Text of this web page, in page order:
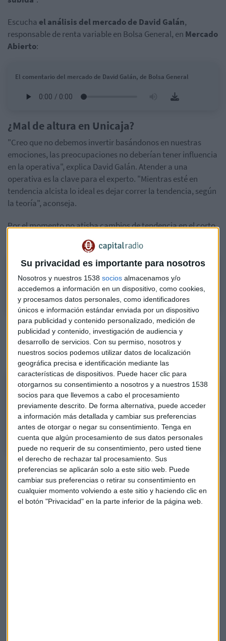
Su privacidad es importante para nosotros
Nosotros y nuestros 1538 socios almacenamos y/o
accedemos a información en un dispositivo, como cookies,
y procesamos datos personales, como identificadores
únicos e información estándar enviada por un dispositivo
para publicidad y contenido personalizado, medición de
publicidad y contenido, investigación de audiencia y
desarrollo de servicios. Con su permiso, nosotros y
nuestros socios podemos utilizar datos de localización
geográfica precisa e identificación mediante las
características de dispositivos. Puede hacer clic para
otorgarnos su consentimiento a nosotros y a nuestros 1538
socios para que llevemos a cabo el procesamiento
previamente descrito. De forma alternativa, puede acceder
a información más detallada y cambiar sus preferencias
antes de otorgar o negar su consentimiento. Tenga en
cuenta que algún procesamiento de sus datos personales
puede no requerir de su consentimiento, pero usted tiene
el derecho de rechazar tal procesamiento. Sus
preferencias se aplicarán solo a este sitio web. Puede
cambiar sus preferencias o retirar su consentimiento en
cualquier momento volviendo a este sitio y haciendo clic en
el botón "Privacidad" en la parte inferior de la página web.
Escucha el análisis del mercado de David Galán,
responsable de renta variable en Bolsa General, en Mercado
Abierto:
El comentario del mercado de David Galán, de Bolsa General
¿Mal de altura en Unicaja?
"Creo que no debemos invertir basándonos en nuestras
emociones, las preocupaciones no deberían tener influencia
en la operativa", explica David Galán. Atender a una
operativa es la clave para el experto. "Mientras esté en
tendencia alcista lo ideal es dejar correr la tendencia, según
la teoría", aconseja.
Por el momento no atisba cambios de tendencia en el corto
Ganar mucho no es una señal de venta
David Galán explica qué hacer si el vértigo o el mal de altura nos
condicionan una operativa.
Escuchael primer tramo del Consultorio de Bolsa de
David Galán, responsable de renta variable en Bolsa
General, en Mercado Abierto, con Rocío Arviza:
CONSULTORIO | ¿Mal de altura en Unicaja? Ganar mucho no es una
señal de venta
David Galán, responsable de renta variable en Bolsa General, analiza
los títulos de Unicaja, Palantir, Paypal, Toyota, Merck o Indra, entre otros